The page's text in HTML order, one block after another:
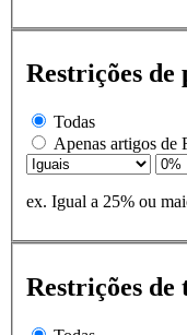
Restrições de
Todas
Apenas artigos de
ex. Igual a 25% ou
Restrições de